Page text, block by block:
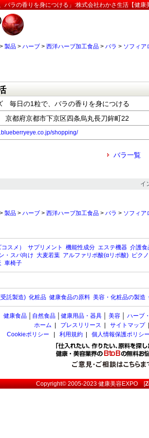
ラの香りを身につける」:株式会社わかさ生活【健康
> 製品 > ハーブ > 西洋ハーブ加工食品 > バラ > ソフィ
毎日の1粒で、バラの香りを身につける
都府京都市下京区四条烏丸長刀鉾町22
shopping/
バラ一覧
イ
> 製品 > ハーブ > 西洋ハーブ加工食品 > バラ > ソフィ
スメ） サプリメント 機能性成分 エステ機器 介護食
・スパ向け 大麦若葉 アルファリポ酸(αリポ酸) ピク
車椅子
託製造) 化粧品 健康食品の原料 美容・化粧品の製造
健康食品 自然食品 健康用品・器具 美容 ハーブ
ホーム
プレスリリース サイトマップ
Cookieポリシー
利用規約 個人情報保護ポリシー
Copyright© 2005-2023健康美容EXPO[